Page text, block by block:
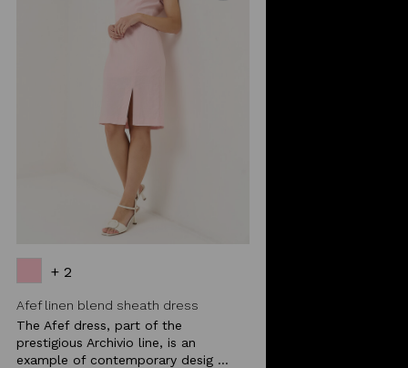
+ 2
Afef linen blend sheath dress
The Afef dress, part of the
prestigious Archivio line, is an
example of contemporary desig ...